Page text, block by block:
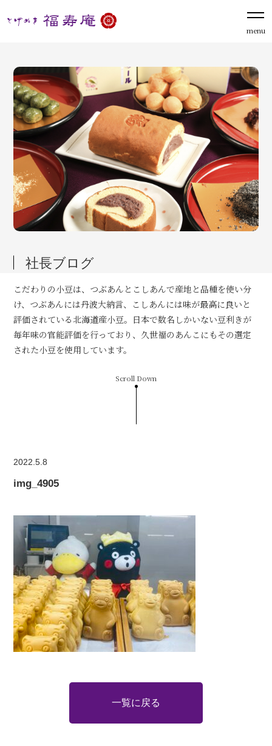
menu
社長ブログ
こだわりの小豆は、つぶあんとこしあんで産地と品種を使い分
け、つぶあんには丹波大納言、こしあんには味が最高に良いと
評価されている北海道産小豆。日本で数名しかいない豆利きが
毎年味の官能評価を行っており、久世福のあんこにもその選定
された小豆を使用しています。
Scroll Down
2022.5.8
img_4905
一覧に戻る